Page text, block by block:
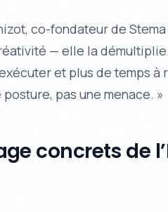
co-fondateur de Stema
— elle la
et plus de temps à
pas une menace. »
concrets de